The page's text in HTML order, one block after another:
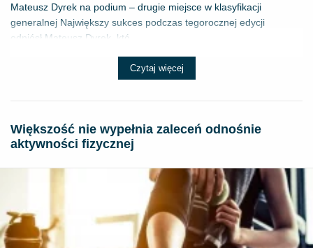
Mateusz Dyrek na podium – drugie miejsce w klasyfikacji
generalnej Największy sukces podczas tegorocznej edycji
odniósł Mateusz Dyrek, któ...
Czytaj więcej
Większość nie wypełnia zaleceń odnośnie
aktywności fizycznej